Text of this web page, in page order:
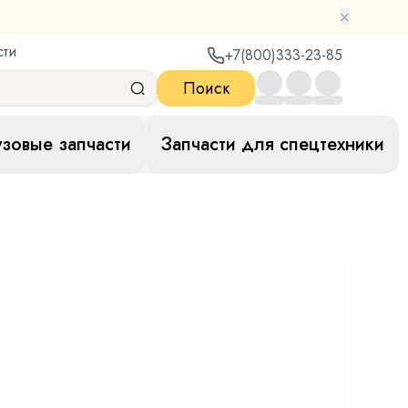
×
+7(800)333-23-85
Поиск
запчасти Запчасти для спецтехники